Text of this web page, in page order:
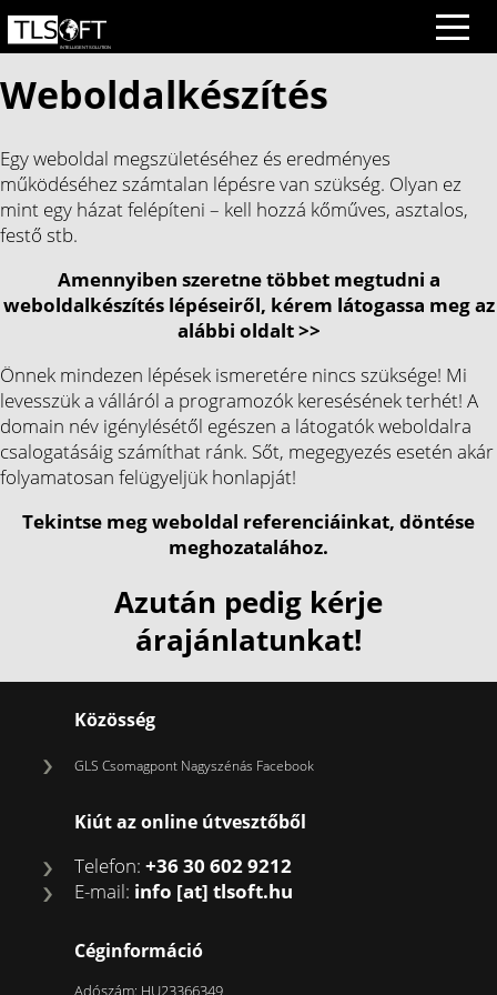
Weboldalkészítés
Egy weboldal megszületéséhez és eredményes
működéséhez számtalan lépésre van szükség. Olyan ez
mint egy házat felépíteni – kell hozzá kőműves, asztalos,
festő stb.
Amennyiben szeretne többet megtudni a
weboldalkészítés lépéseiről, kérem látogassa megaz
alábbi oldalt >>
Önnek mindezen lépések ismeretére nincs szüksége! Mi
levesszük a válláról a programozók keresésének terhét! A
domain név igénylésétől egészen a látogatók weboldalra
csalogatásáig számíthat ránk. Sőt, megegyezés esetén akár
folyamatosan felügyeljük honlapját!
Tekintse meg weboldal referenciáinkat, döntése
meghozatalához.
Azután pedig kérje
árajánlatunkat!
Közösség
GLS Csomagpont Nagyszénás Facebook
Kiút az online útvesztőből
Telefon:+36 30 602 9212
E-mail: info [at] tlsoft.hu
Céginformáció
Adószám: HU23366349